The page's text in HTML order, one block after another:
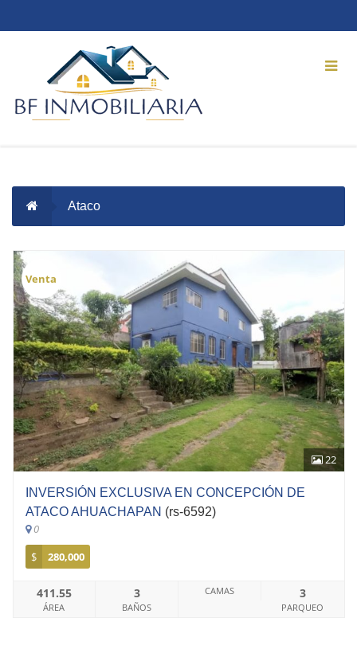
Ataco
22
Venta
INVERSIÓN EXCLUSIVA EN CONCEPCIÓN DE
ATACO AHUACHAPAN (rs-6592)
0
$
280,000
411.55
ÁREA
3
BAÑOS
CAMAS 3
PARQUEO